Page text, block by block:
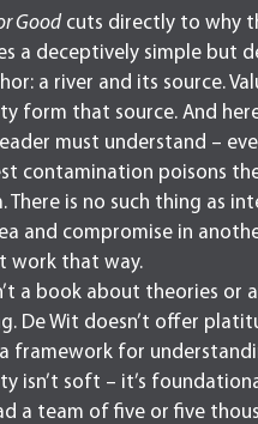
Good cuts directly to why
a deceptively simple but
a river and its source.
form that source. And
must understand –
contamination poisons
There is no such thing as
and compromise in
work that way.
a book about theories or
De Wit doesn’t offer
framework for
isn’t soft – it’s
a team of five or five